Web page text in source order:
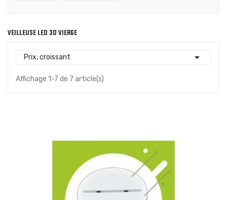
VEILLEUSE LED 3D VIERGE
Prix, croissant 
Affichage 1-7 de 7 article(s)